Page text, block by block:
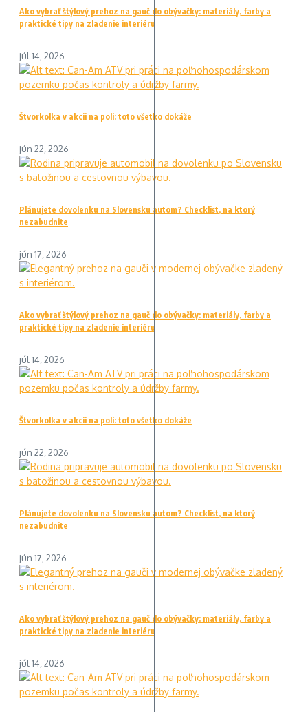
Ako vybrať štýlový prehoz na gauč do obývačky: materiály, farby a
praktické tipy na zladenie interiéru
júl 14, 2026
Štvorkolka v akcii na poli: toto všetko dokáže
jún 22, 2026
Plánujete dovolenku na Slovensku autom? Checklist, na ktorý
nezabudnite
jún 17, 2026
Ako vybrať štýlový prehoz na gauč do obývačky: materiály, farby a
praktické tipy na zladenie interiéru
júl 14, 2026
Štvorkolka v akcii na poli: toto všetko dokáže
jún 22, 2026
Plánujete dovolenku na Slovensku autom? Checklist, na ktorý
nezabudnite
jún 17, 2026
Ako vybrať štýlový prehoz na gauč do obývačky: materiály, farby a
praktické tipy na zladenie interiéru
júl 14, 2026